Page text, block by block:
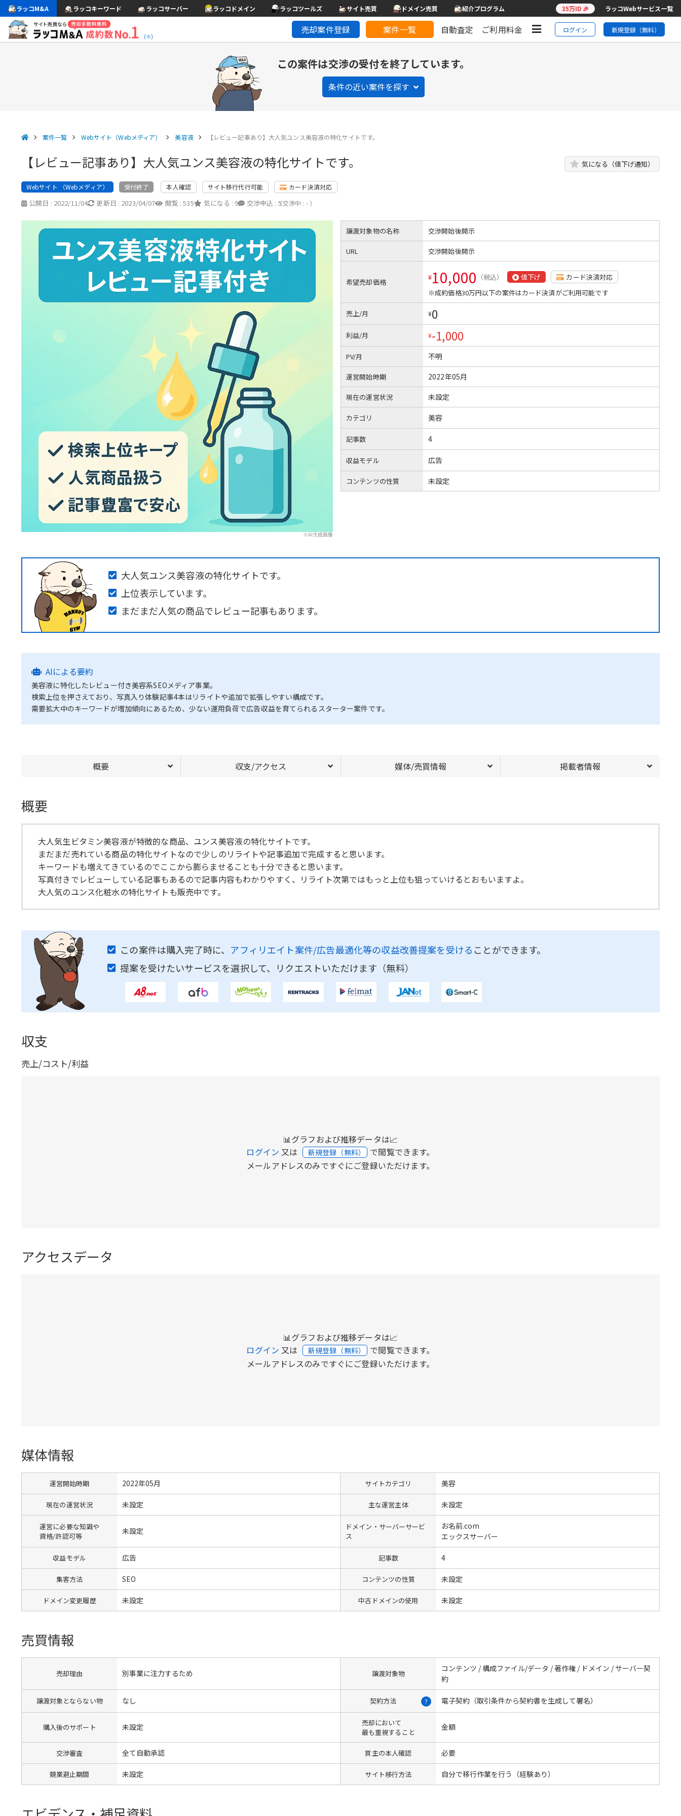
ラッコM&A ラッコキーワード ラッコサーバー ラッコドメイン ラッコツールズ サイト売買 ドメイン売買 紹介プログラム 35万ID 🎉 ラッコWebサービス一覧
(※)
売却案件登録 案件一覧 自動査定 ご利用料金 ログイン 新規登録（無料）
この案件は交渉の受付を終了しています。
条件の近い案件を探す
案件一覧 Webサイト（Webメディア） 美容液 【レビュー記事あり】大人気ユンス美容液の特化サイトです。
【レビュー記事あり】大人気ユンス美容液の特化サイトです。 気になる（値下げ通知）
Webサイト （Webメディア） 受付終了 本人確認 サイト移行代行可能 カード決済対応
公開日 : 2022/11/04 更新日 : 2023/04/07 閲覧 :535 気になる : 9 交渉申込 : 5
（交渉中 : - ）
※AI生成画像
譲渡対象物の名称 交渉開始後開示
URL 交渉開始後開示
希望売却価格 ¥10,000 （税込） 値下げ
カード決済対応
※成約価格30万円以下の案件はカード決済がご利用可能です
売上/月 ¥0
利益/月 ¥-1,000
PV/月 不明
運営開始時期 2022年05月
現在の運営状況 未設定
カテゴリ 美容
記事数 4
収益モデル 広告
コンテンツの性質 未設定
大人気ユンス美容液の特化サイトです。
上位表示しています。
まだまだ人気の商品でレビュー記事もあります。
AIによる要約
美容液に特化したレビュー付き美容系SEOメディア事業。
検索上位を押さえており、写真入り体験記事4本はリライトや追加で拡張しやすい構成です。
需要拡大中のキーワードが増加傾向にあるため、少ない運用負荷で広告収益を育てられるスターター案件です。
概要 収支/アクセス 媒体/売買情報 掲載者情報
概要
大人気生ビタミン美容液が特徴的な商品、ユンス美容液の特化サイトです。
まだまだ売れている商品の特化サイトなので少しのリライトや記事追加で完成すると思います。
キーワードも増えてきているのでここから膨らませることも十分できると思います。
写真付きでレビューしている記事もあるので記事内容もわかりやすく、リライト次第ではもっと上位も狙っていけるとおもいますよ。
大人気のユンス化粧水の特化サイトも販売中です。
この案件は購入完了時に、 アフィリエイト案件/広告最適化等の収益改善提案を受ける ことができます。
提案を受けたいサービスを選択して、リクエストいただけます（無料）
収支
売上/コスト/利益
📊グラフおよび推移データは📈
ログイン 又は 新規登録（無料） で閲覧できます。
メールアドレスのみですぐにご登録いただけます。
アクセスデータ
📊グラフおよび推移データは📈
ログイン 又は 新規登録（無料） で閲覧できます。
メールアドレスのみですぐにご登録いただけます。
媒体情報
運営開始時期 2022年05月 サイトカテゴリ 美容
現在の運営状況 未設定 主な運営主体 未設定
運営に必要な知識や
資格/許認可等
未設定
ドメイン・サーバーサービ
ス
お名前.com
エックスサーバー
収益モデル 広告 記事数 4
集客方法 SEO コンテンツの性質 未設定
ドメイン変更履歴 未設定 中古ドメインの使用 未設定
売買情報
売却理由 別事業に注力するため 譲渡対象物
コンテンツ / 構成ファイル/データ / 著作権 / ドメイン / サーバー契
約
譲渡対象とならない物 なし 契約方法 ? 電子契約（取引条件から契約書を生成して署名）
購入後のサポート 未設定
売却において
最も重視すること
金額
交渉審査 全て自動承認 買主の本人確認 必要
競業避止期間 未設定 サイト移行方法 自分で移行作業を行う（経験あり）